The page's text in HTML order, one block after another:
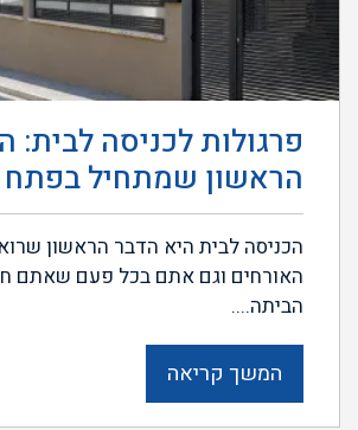
פרגולות לכניסה לבית:
הראשון שמתחיל בפתח
הכניסה לבית היא הדבר הראשון
האורחים וגם אתם בכל פעם שאתם
הביתה....
המשך קריאה